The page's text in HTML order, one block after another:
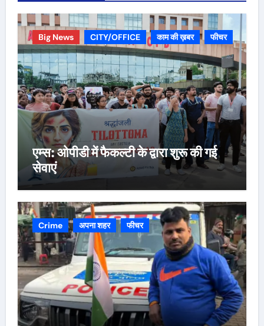
Big News CITY/OFFICE काम की ख़बर फीचर
एम्स: ओपीडी में फैकल्टी के द्वारा शुरू की गई
सेवाएं
Crime अपना शहर फीचर